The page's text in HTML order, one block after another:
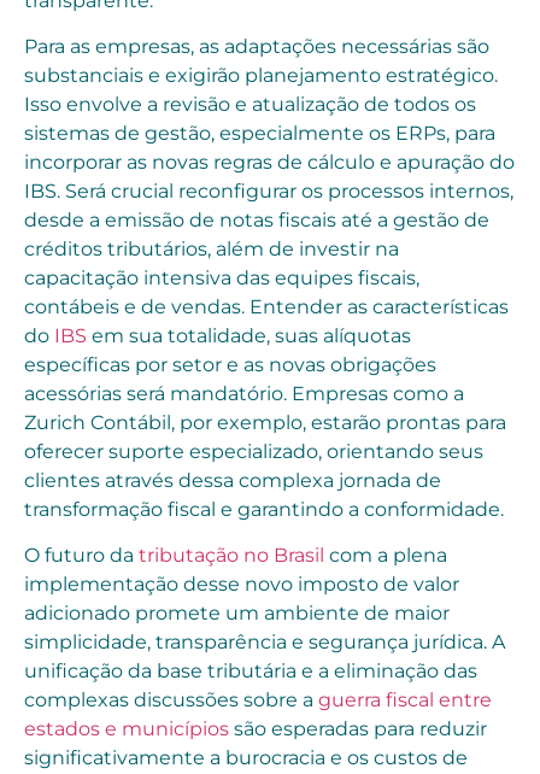
Para as empresas, as adaptações necessárias são
substanciais e exigirão planejamento estratégico.
Isso envolve a revisão e atualização de todos os
sistemas de gestão, especialmente os ERPs, para
incorporar as novas regras de cálculo e apuração do
IBS. Será crucial reconfigurar os processos internos,
desde a emissão de notas fiscais até a gestão de
créditos tributários, além de investir na
capacitação intensiva das equipes fiscais,
contábeis e de vendas. Entender as características
do IBS em sua totalidade, suas alíquotas
específicas por setor e as novas obrigações
acessórias será mandatório. Empresas como a
Zurich Contábil, por exemplo, estarão prontas para
oferecer suporte especializado, orientando seus
clientes através dessa complexa jornada de
transformação fiscal e garantindo a conformidade.
O futuro da tributação no Brasil com a plena
implementação desse novo imposto de valor
adicionado promete um ambiente de maior
simplicidade, transparência e segurança jurídica. A
unificação da base tributária e a eliminação das
complexas discussões sobre a guerra fiscal entre
estados e municípios são esperadas para reduzir
significativamente a burocracia e os custos de